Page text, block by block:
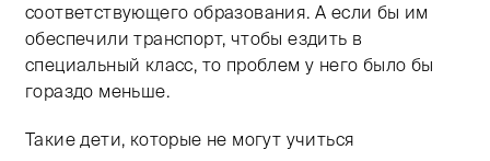
соответствующего образования. А если бы им
обеспечили транспорт, чтобы ездить в
специальный класс, то проблем у него было бы
гораздо меньше.
Такие дети, которые не могут учиться